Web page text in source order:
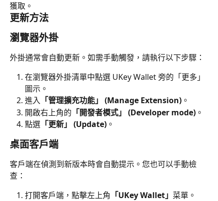
獲取。
更新方法
瀏覽器外掛
外掛通常會自動更新。如需手動觸發，請執行以下步驟：
在瀏覽器外掛清單中點選 UKey Wallet 旁的「更多」
圖示。
進入 「管理擴充功能」 (Manage Extension) 。
開啟右上角的 「開發者模式」 (Developer mode) 。
點選 「更新」 (Update) 。
桌面客戶端
客戶端在偵測到新版本時會自動提示。您也可以手動檢
查：
打開客戶端，點擊左上角 「UKey Wallet」 菜單。